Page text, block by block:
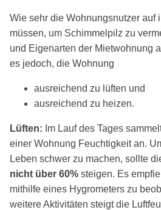
Wie sehr die Wohnungsnutzer auf
müssen, um Schimmelpilz zu
und Eigenarten der Mietwohnung
es jedoch, die Wohnung
ausreichend zu lüften und
ausreichend zu heizen.
Lüften: Im Lauf des Tages
einer Wohnung Feuchtigkeit an.
Leben schwer zu machen, sollte
nicht über 60% steigen. Es
mithilfe eines Hygrometers zu
weitere Aktivitäten steigt die